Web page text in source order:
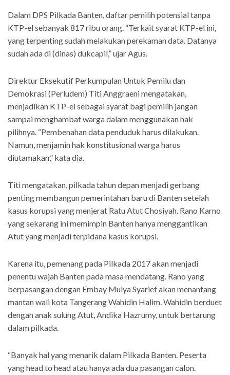
Dalam DPS Pilkada Banten, daftar pemilih potensial tanpa
KTP-el sebanyak 817 ribu orang. “Terkait syarat KTP-el ini,
yang terpenting sudah melakukan perekaman data. Datanya
sudah ada di (dinas) dukcapil,” ujar Agus.
Direktur Eksekutif Perkumpulan Untuk Pemilu dan
Demokrasi (Perludem) Titi Anggraeni mengatakan,
menjadikan KTP-el sebagai syarat bagi pemilih jangan
sampai menghambat warga dalam menggunakan hak
pilihnya. “Pembenahan data penduduk harus dilakukan.
Namun, menjamin hak konstitusional warga harus
diutamakan,” kata dia.
Titi mengatakan, pilkada tahun depan menjadi gerbang
penting membangun pemerintahan baru di Banten setelah
kasus korupsi yang menjerat Ratu Atut Chosiyah. Rano Karno
yang sekarang ini memimpin Banten hanya menggantikan
Atut yang menjadi terpidana kasus korupsi.
Karena itu, pemenang pada Pilkada 2017 akan menjadi
penentu wajah Banten pada masa mendatang. Rano yang
berpasangan dengan Embay Mulya Syarief akan menantang
mantan wali kota Tangerang Wahidin Halim. Wahidin berduet
dengan anak sulung Atut, Andika Hazrumy, untuk bertarung
dalam pilkada.
“Banyak hal yang menarik dalam Pilkada Banten. Peserta
yang head to head atau hanya ada dua pasangan calon.